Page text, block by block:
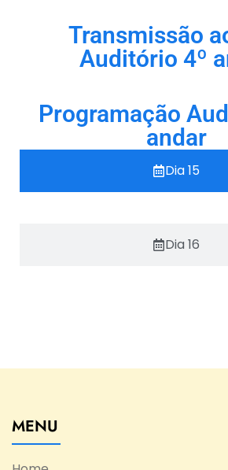
Transmissão
Auditório 4º
Programação
andar
Dia 15
Dia 16
MENU